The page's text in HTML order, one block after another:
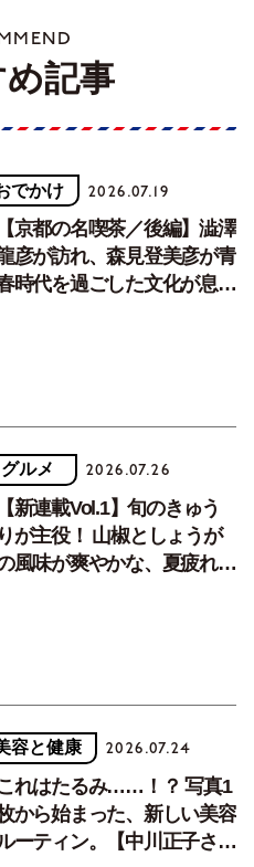
記事
でかけ 2026.07.19
【京都の名喫茶／後編】澁澤
彦が訪れ、森見登美彦が青
時代を過ごした文化が息づ
グルメ 2026.07.26
【新連載Vol.1】旬のきゅう
りが主役！ 山椒としょうが
風味が爽やかな、夏疲れを
容と健康 2026.07.24
れはたるみ……！？ 写真1
から始まった、新しい美容
ーティン。【中川正子さん